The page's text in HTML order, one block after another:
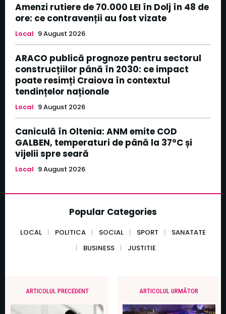
Amenzi rutiere de 70.000 LEI în Dolj în 48 de
ore: ce contravenții au fost vizate
Local 9 August 2026
ARACO publică prognoze pentru sectorul
construcțiilor până în 2030: ce impact
poate resimți Craiova în contextul
tendințelor naționale
Local 9 August 2026
Caniculă în Oltenia: ANM emite COD
GALBEN, temperaturi de până la 37°C și
vijelii spre seară
Local 9 August 2026
Popular Categories
LOCAL POLITICA SOCIAL SPORT
SANATATE
BUSINESS
JUSTITIE
ARTICOLUL PRECEDENT ARTICOLUL URMĂTOR